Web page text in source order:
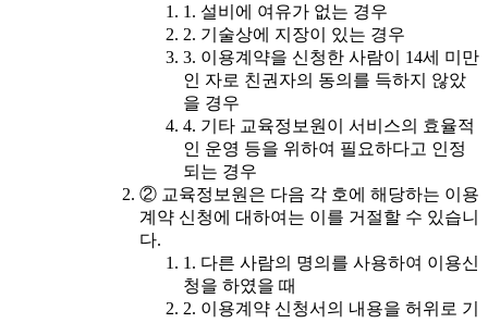
1. 설비에 여유가 없는 경우
2. 기술상에 지장이 있는 경우
3. 이용계약을 신청한 사람이 14세 미만
인 자로 친권자의 동의를 득하지 않았
을 경우
4. 기타 교육정보원이 서비스의 효율적
인 운영 등을 위하여 필요하다고 인정
되는 경우
② 교육정보원은 다음 각 호에 해당하는 이용
계약 신청에 대하여는 이를 거절할 수 있습니
다.
1. 다른 사람의 명의를 사용하여 이용신
청을 하였을 때
2. 이용계약 신청서의 내용을 허위로 기